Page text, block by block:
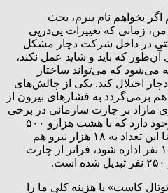
بخواهم نام ببرم، بحث
زمانی که تغییرات پی‌درپی
در داخل شرکت دچار مشکل
که باید و شاید عمل نکند،
می‌شود که می‌تواند ساختار
اختلال کند. یکی از چالش‌های
برمی‌گردد به فشارهای بیرون از
مازاد بر چارت سازمانی در برخی
از شرکت‌هاست. مثلا شرکتی وجود دارد که با هشت هزارو ۵۰۰
نیرو می‌تواند اداره شود، اما بعضا این تعداد به ۱۸ هزار نیرو هم
می‌رسد. یا شرکتی که باید با ۱۵۰ نفر اداره شود، فراتر از چارت
کاست» یا هزینه کلی ما را